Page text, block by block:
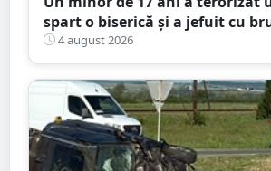
spart o biserică și a jefuit cu
bătrână de 80 de ani
4 august 2026